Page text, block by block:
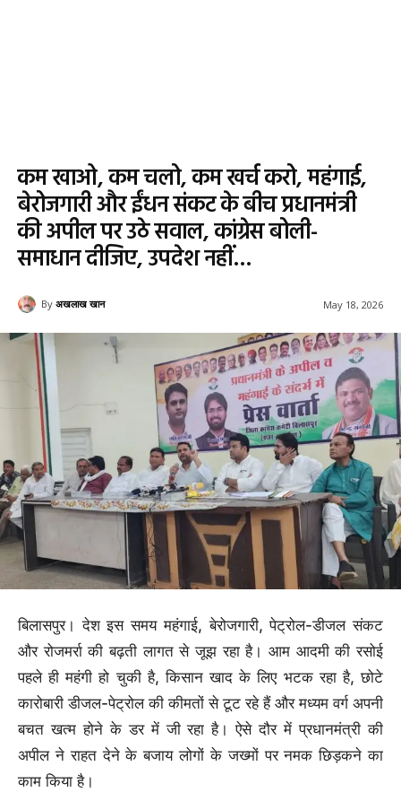
कम खाओ, कम चलो, कम खर्च करो, महंगाई,
बेरोजगारी और ईंधन संकट के बीच प्रधानमंत्री
की अपील पर उठे सवाल, कांग्रेस बोली-
समाधान दीजिए, उपदेश नहीं…
By अखलाख खान May 18, 2026
बिलासपुर। देश इस समय महंगाई, बेरोजगारी, पेट्रोल-डीजल संकट
और रोजमर्रा की बढ़ती लागत से जूझ रहा है। आम आदमी की रसोई
पहले ही महंगी हो चुकी है, किसान खाद के लिए भटक रहा है, छोटे
कारोबारी डीजल-पेट्रोल की कीमतों से टूट रहे हैं और मध्यम वर्ग अपनी
बचत खत्म होने के डर में जी रहा है। ऐसे दौर में प्रधानमंत्री की
अपील ने राहत देने के बजाय लोगों के जख्मों पर नमक छिड़कने का
काम किया है।